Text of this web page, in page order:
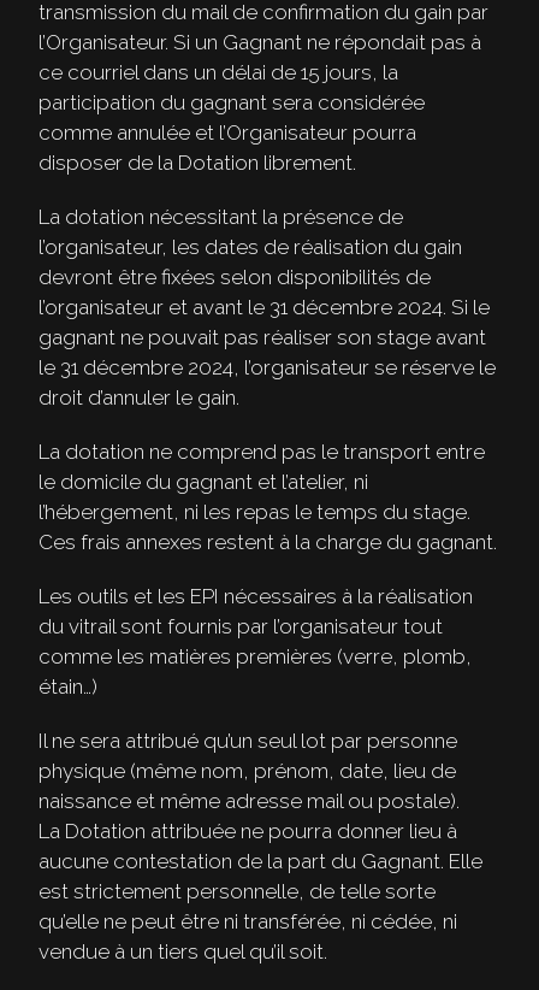
transmission du mail de confirmation du gain par
l’Organisateur. Si un Gagnant ne répondait pas à
ce courriel dans un délai de 15 jours, la
participation du gagnant sera considérée
comme annulée et l’Organisateur pourra
disposer de la Dotation librement.
La dotation nécessitant la présence de
l’organisateur, les dates de réalisation du gain
devront être fixées selon disponibilités de
l’organisateur et avant le 31 décembre 2024. Si le
gagnant ne pouvait pas réaliser son stage avant
le 31 décembre 2024, l’organisateur se réserve le
droit d’annuler le gain.
La dotation ne comprend pas le transport entre
le domicile du gagnant et l’atelier, ni
l’hébergement, ni les repas le temps du stage.
Ces frais annexes restent à la charge du gagnant.
Les outils et les EPI nécessaires à la réalisation
du vitrail sont fournis par l’organisateur tout
comme les matières premières (verre, plomb,
étain…)
Il ne sera attribué qu’un seul lot par personne
physique (même nom, prénom, date, lieu de
naissance et même adresse mail ou postale).
La Dotation attribuée ne pourra donner lieu à
aucune contestation de la part du Gagnant. Elle
est strictement personnelle, de telle sorte
qu’elle ne peut être ni transférée, ni cédée, ni
vendue à un tiers quel qu’il soit.